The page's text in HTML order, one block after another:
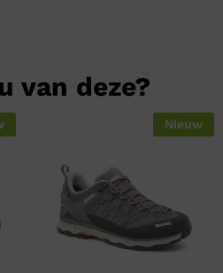
van deze?
Nieuw